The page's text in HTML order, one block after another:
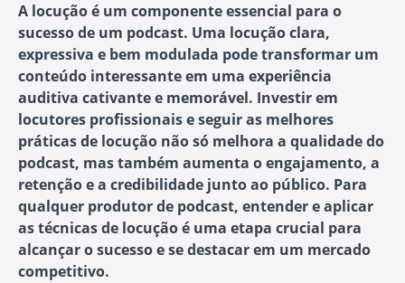
A locução é um componente essencial para o
sucesso de um podcast. Uma locução clara,
expressiva e bem modulada pode transformar um
conteúdo interessante em uma experiência
auditiva cativante e memorável. Investir em
locutores profissionais e seguir as melhores
práticas de locução não só melhora a qualidade do
podcast, mas também aumenta o engajamento, a
retenção e a credibilidade junto ao público. Para
qualquer produtor de podcast, entender e aplicar
as técnicas de locução é uma etapa crucial para
alcançar o sucesso e se destacar em um mercado
competitivo.